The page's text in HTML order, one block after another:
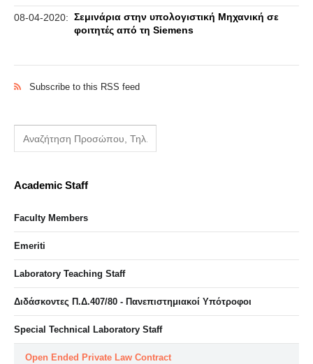
08-04-2020: Σεμινάρια στην υπολογιστική Μηχανική σε
φοιτητές από τη Siemens
Subscribe to this RSS feed
Academic Staff
Faculty Members
Emeriti
Laboratory Teaching Staff
Διδάσκοντες Π.Δ.407/80 - Πανεπιστημιακοί Υπότροφοι
Special Technical Laboratory Staff
Open Ended Private Law Contract